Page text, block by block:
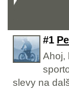
#1
Ahoj,
slevy na